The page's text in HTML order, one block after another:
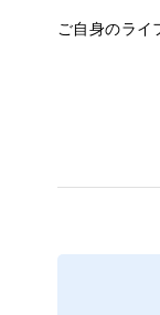
ご自身のライ